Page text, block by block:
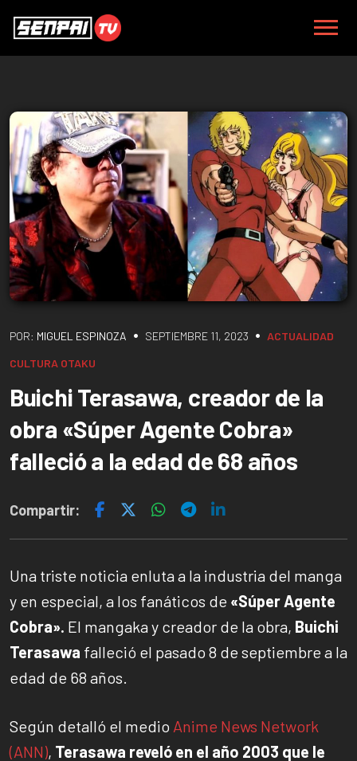
POR: MIGUEL ESPINOZA • SEPTIEMBRE 11, 2023 • ACTUALIDAD
CULTURA OTAKU
Buichi Terasawa, creador de la
obra «Súper Agente Cobra»
falleció a la edad de 68 años
Compartir:
Una triste noticia enluta a la industria del manga
y en especial, a los fanáticos de «Súper Agente
Cobra». El mangaka y creador de la obra, Buichi
Terasawa falleció el pasado 8 de septiembre a la
edad de 68 años.
Según detalló el medio Anime News Network
(ANN), Terasawa reveló en el año 2003 que le